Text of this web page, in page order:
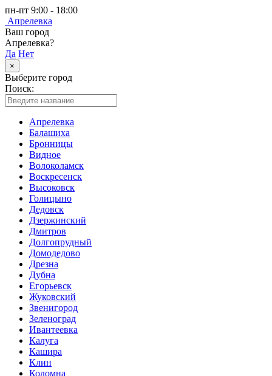
пн-пт 9:00 - 18:00
Апрелевка
Ваш город
Апрелевка?
Да Нет
×
Выберите город
Поиск:
Апрелевка
Балашиха
Бронницы
Видное
Волоколамск
Воскресенск
Высоковск
Голицыно
Дедовск
Дзержинский
Дмитров
Долгопрудный
Домодедово
Дрезна
Дубна
Егорьевск
Жуковский
Звенигород
Зеленоград
Ивантеевка
Калуга
Кашира
Клин
Коломна